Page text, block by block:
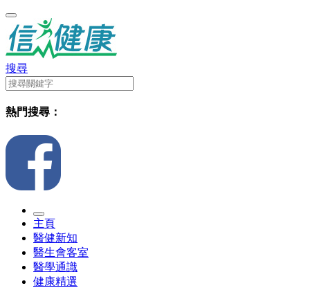
搜尋
熱門搜尋：
主頁
醫健新知
醫生會客室
醫學通識
健康精選